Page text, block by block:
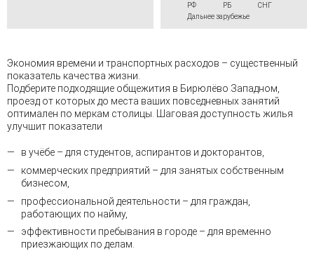
РФ РБ
СНГ
Дальнее зарубежье
Экономия времени и транспортных расходов – существенный
показатель качества жизни.
Подберите подходящие общежития в Бирюлёво Западном,
проезд от которых до места ваших повседневных занятий
оптимален по меркам столицы. Шаговая доступность жилья
улучшит показатели
в учёбе – для студентов, аспирантов и докторантов,
коммерческих предприятий – для занятых собственным
бизнесом,
профессиональной деятельности – для граждан,
работающих по найму,
эффективности пребывания в городе – для временно
приезжающих по делам.